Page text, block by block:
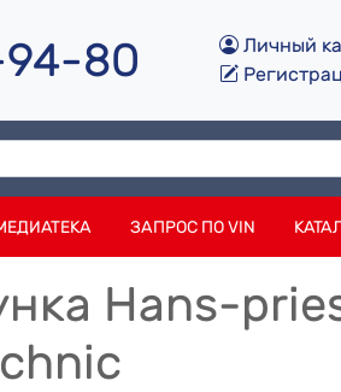
94-80
Личный
ЗАПРОС ПО VIN
Hans-